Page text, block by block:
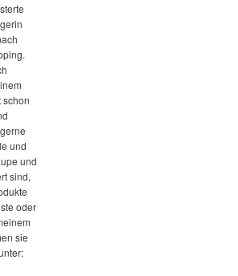
schon
und
und
sind,
oder
sie